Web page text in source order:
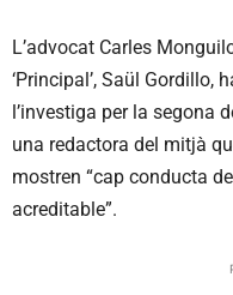
L’advocat Carles
‘Principal’, Saül Gordillo,
l’investiga per la segona
una redactora del mitjà
mostren “cap conducta
acreditable”.